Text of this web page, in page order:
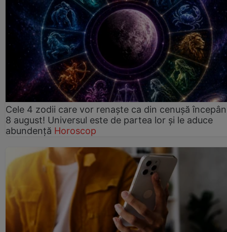
Cele 4 zodii care vor renaște ca din cenușă
8 august! Universul este de partea lor și le aduce
abundență Horoscop